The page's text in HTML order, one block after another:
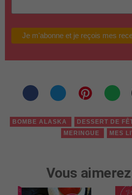
BOMBE ALASKA DESSERT DE
MERINGUE
MES
Vous